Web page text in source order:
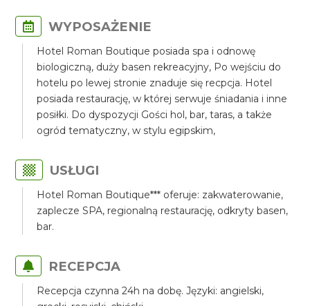
WYPOSAŻENIE
Hotel Roman Boutique posiada spa i odnowę
biologiczną, duży basen rekreacyjny, Po wejściu do
hotelu po lewej stronie znaduje się recpcja. Hotel
posiada restaurację, w której serwuje śniadania i inne
posiłki. Do dyspozycji Gości hol, bar, taras, a także
ogród tematyczny, w stylu egipskim,
USŁUGI
Hotel Roman Boutique*** oferuje: zakwaterowanie,
zaplecze SPA, regionalną restaurację, odkryty basen,
bar.
RECEPCJA
Recepcja czynna 24h na dobę. Języki: angielski,